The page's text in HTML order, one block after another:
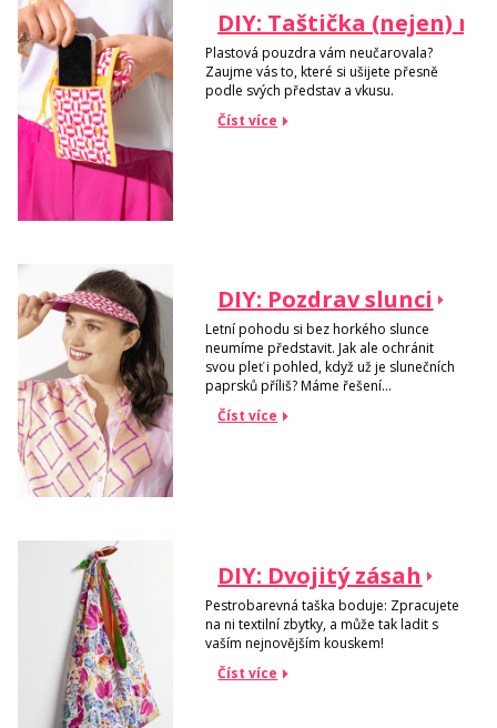
DIY: Taštička (nejen)
Plastová pouzdra vám neučarovala?
Zaujme vás to, které si ušijete přesně
podle svých představ a vkusu.
Číst více
DIY: Pozdrav slunci
Letní pohodu si bez horkého slunce
neumíme představit. Jak ale ochránit
svou pleť i pohled, když už je slunečních
paprsků příliš? Máme řešení...
Číst více
DIY: Dvojitý zásah
Pestrobarevná taška boduje: Zpracujete
na ni textilní zbytky, a může tak ladit s
vaším nejnovějším kouskem!
Číst více